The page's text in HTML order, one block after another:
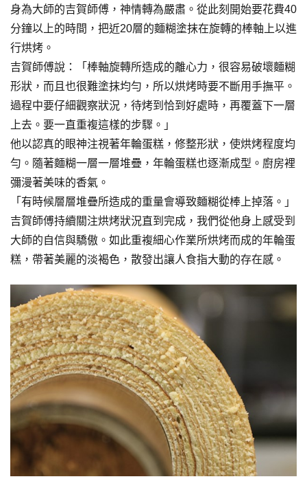
身為大師的吉賀師傅，神情轉為嚴肅。從此刻開始要花費40
分鐘以上的時間，把近20層的麵糊塗抹在旋轉的棒軸上以進
行烘烤。
吉賀師傅說：「棒軸旋轉所造成的離心力，很容易破壞麵糊
形狀，而且也很難塗抹均勻，所以烘烤時要不斷用手撫平。
過程中要仔細觀察狀況，待烤到恰到好處時，再覆蓋下一層
上去。要一直重複這樣的步驟。」
他以認真的眼神注視著年輪蛋糕，修整形狀，使烘烤程度均
勻。隨著麵糊一層一層堆疊，年輪蛋糕也逐漸成型。廚房裡
彌漫著美味的香氣。
「有時候層層堆疊所造成的重量會導致麵糊從棒上掉落。」
吉賀師傅持續關注烘烤狀況直到完成，我們從他身上感受到
大師的自信與驕傲。如此重複細心作業所烘烤而成的年輪蛋
糕，帶著美麗的淡褐色，散發出讓人食指大動的存在感。